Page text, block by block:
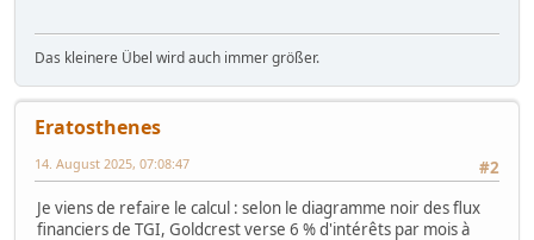
Das kleinere Übel wird auch immer größer.
Eratosthenes
#2
14. August 2025, 07:08:47
Je viens de refaire le calcul : selon le diagramme noir des flux
financiers de TGI, Goldcrest verse 6 % d'intérêts par mois à